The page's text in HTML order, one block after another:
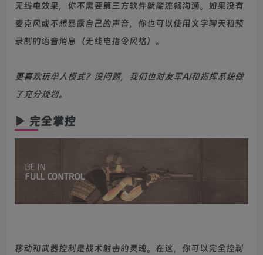
无线电效果，你不需要第三方软件就能流畅沟通。如果没有
麦克风或不想暴露自己的声音，你也可以使用文字聊天和预
录制的语音消息（无线电指令风格）。
更喜欢玩单人模式？没问题，我们也对友军AI和指挥系统做
了充分规划。
▶ 完全掌控
移动和武器控制是战术射击的灵魂。在这，你可以完全控制